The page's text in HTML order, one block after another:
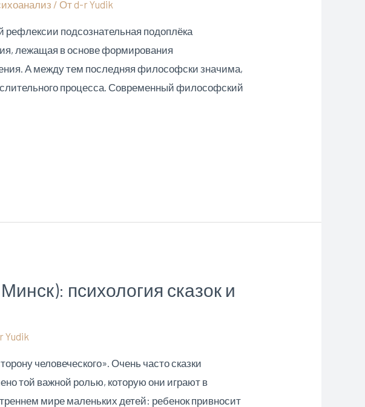
/ Отd-r Yudik
подсознательная подоплёка
лежащая в основе формирования
А между тем последняя философски значима,
процесса. Современный философский
психология сказок и
Yudik
человеческого». Очень часто сказки
той важной ролью, которую они играют в
мире маленьких детей: ребенок привносит